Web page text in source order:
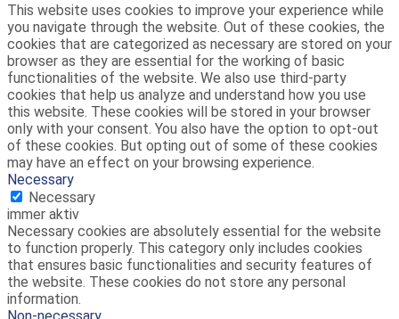
This website uses cookies to improve your experience while
you navigate through the website. Out of these cookies, the
cookies that are categorized as necessary are stored on your
browser as they are essential for the working of basic
functionalities of the website. We also use third-party
cookies that help us analyze and understand how you use
this website. These cookies will be stored in your browser
only with your consent. You also have the option to opt-out
of these cookies. But opting out of some of these cookies
may have an effect on your browsing experience.
Necessary
Necessary
immer aktiv
Necessary cookies are absolutely essential for the website
to function properly. This category only includes cookies
that ensures basic functionalities and security features of
the website. These cookies do not store any personal
information.
Non-necessary